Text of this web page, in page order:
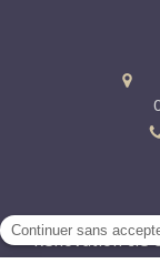
Rénovation clé
extensions,